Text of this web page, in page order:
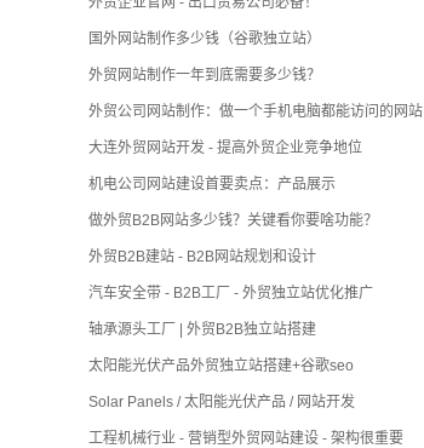
国外网站制作多少钱（谷歌独立站）
外贸网站制作一年到底需要多少钱？
外贸公司网站制作：做一个手机电脑都能访问的网站
大连外贸网站开发 - 提高外贸企业竞争地位
机电公司网站建设首要卖点：产品展示
做外贸B2B网站多少钱？关键看你要啥功能？
外贸B2B建站 - B2B网站规划和设计
汽车安全带 - B2B工厂 - 外贸独立站优化推广
轴承源头工厂 | 外贸B2B独立站搭建
太阳能光伏产品外贸独立站搭建+谷歌seo
Solar Panels / 太阳能光伏产品 / 网站开发
工程机械行业 - 营销型外贸网站建设 - 架构很重要